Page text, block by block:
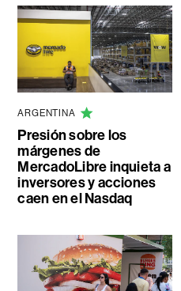
ARGENTINA
Presión sobre los
márgenes de
MercadoLibre inquieta a
inversores y acciones
caen en el Nasdaq